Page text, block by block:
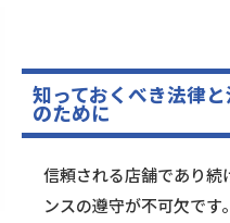
知っておくべき法律
のために
信頼される店舗であり続
ンスの遵守が不可欠で